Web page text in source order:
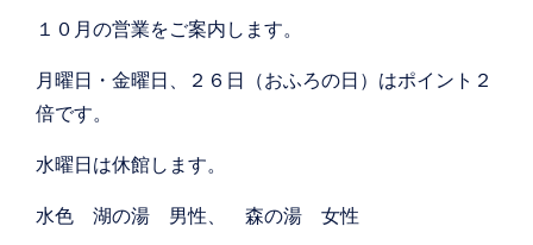
１０月の営業をご案内します。
月曜日・金曜日、２６日（おふろの日）はポイント２
倍です。
水曜日は休館します。
水色 湖の湯 男性、 森の湯 女性